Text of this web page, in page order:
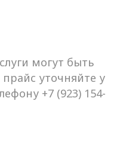
могут быть
уточняйте у
+7 (923) 154-